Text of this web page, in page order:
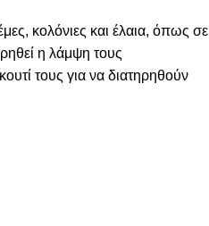
κολόνιες και έλαια, όπως σε
η λάμψη τους
τους για να διατηρηθούν